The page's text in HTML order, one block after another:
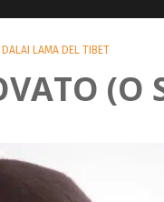
LAMA DEL TIBET
(O